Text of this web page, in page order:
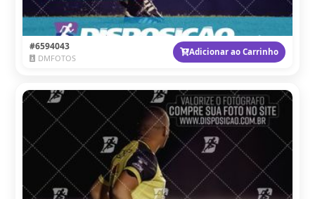
#6594043
DMFOTOS
Adicionar ao Carrinho